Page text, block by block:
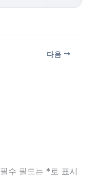
다음
필수 필드는 *로 표시